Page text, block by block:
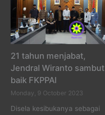
21 tahun menjabat,
Jendral Wiranto sambut
baik FKPPAI
Monday, 9 October 2023
Disela kesibukanya sebagai